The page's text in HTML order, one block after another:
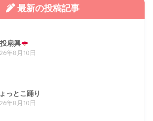
最新の投稿記事
投扇興
年8月10日
っとこ踊り
年8月10日